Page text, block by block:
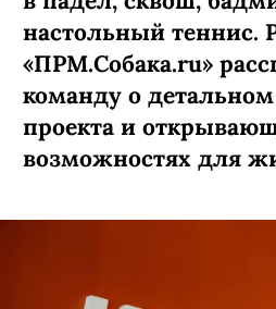
Современный клуб
видов спорта
техническом режиме 1
момента ждал
здорового образа
в падел, сквош,